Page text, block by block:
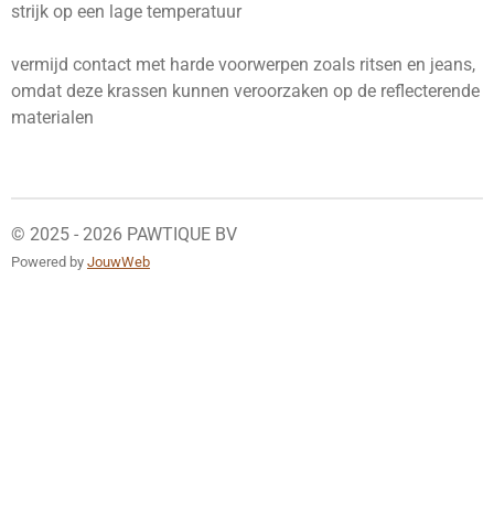
strijk op een lage temperatuur
vermijd contact met harde voorwerpen zoals ritsen en jeans,
omdat deze krassen kunnen veroorzaken op de reflecterende
materialen
© 2025 - 2026 PAWTIQUE BV
Powered by JouwWeb